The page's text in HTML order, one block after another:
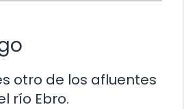
otro de los afluentes
río Ebro.